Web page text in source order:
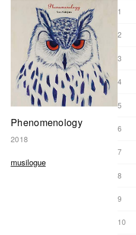
Phenomenology
2018
musilogue